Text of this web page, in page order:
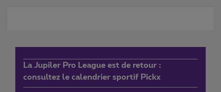
La Jupiler Pro League est de retour :
consultez le calendrier sportif Pickx